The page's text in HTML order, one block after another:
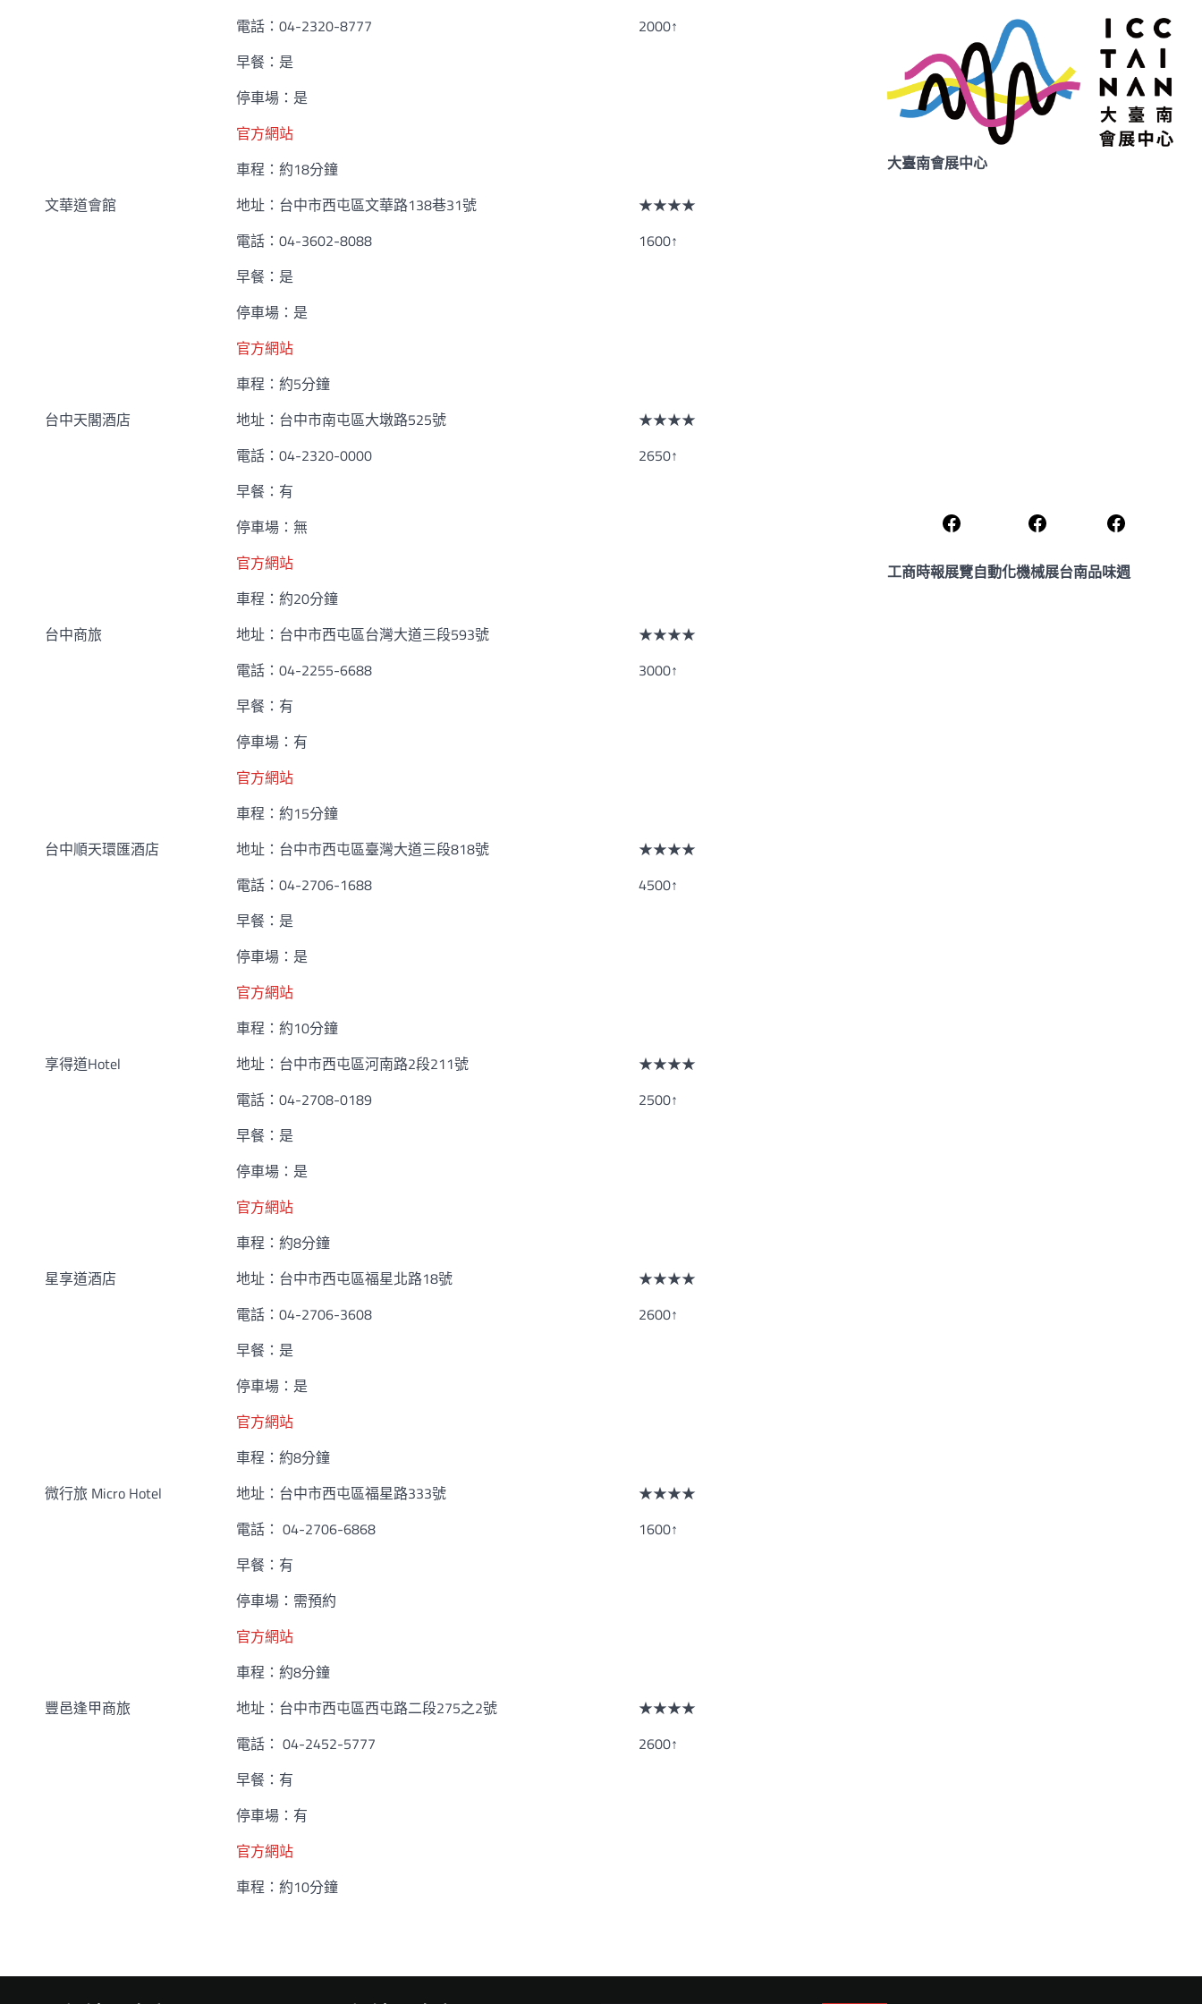
電話：04-2320-8777
2000↑
早餐：是
停車場：是
官方網站
車程：約18分鐘
文華道會館
地址：台中市西屯區文華路138巷31號
★★★★
電話：04-3602-8088
1600↑
早餐：是
停車場：是
官方網站
車程：約5分鐘
台中天閣酒店
地址：台中市南屯區大墩路525號
★★★★
電話：04-2320-0000
2650↑
早餐：有
停車場：無
官方網站
車程：約20分鐘
台中商旅
地址：台中市西屯區台灣大道三段593號
★★★★
電話：04-2255-6688
3000↑
早餐：有
停車場：有
官方網站
車程：約15分鐘
台中順天環匯酒店
地址：台中市西屯區臺灣大道三段818號
★★★★
電話：04-2706-1688
4500↑
早餐：是
停車場：是
官方網站
車程：約10分鐘
享得道Hotel
地址：台中市西屯區河南路2段211號
★★★★
電話：04-2708-0189
2500↑
早餐：是
停車場：是
官方網站
車程：約8分鐘
星享道酒店
地址：台中市西屯區福星北路18號
★★★★
電話：04-2706-3608
2600↑
早餐：是
停車場：是
官方網站
車程：約8分鐘
微行旅 Micro Hotel
地址：台中市西屯區福星路333號
★★★★
電話： 04-2706-6868
1600↑
早餐：有
停車場：需預約
官方網站
車程：約8分鐘
豐邑逢甲商旅
地址：台中市西屯區西屯路二段275之2號
★★★★
電話： 04-2452-5777
2600↑
早餐：有
停車場：有
官方網站
車程：約10分鐘
大臺南會展中心
工商時報展覽自動化機械展台南品味週